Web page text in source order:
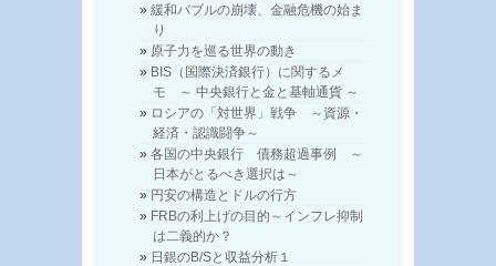
緩和バブルの崩壊、金融危機の始ま
り
原子力を巡る世界の動き
BIS（国際決済銀行）に関するメ
モ ～ 中央銀行と金と基軸通貨 ～
ロシアの「対世界」戦争 ～資源・
経済・認識闘争～
各国の中央銀行 債務超過事例 ～
日本がとるべき選択は～
円安の構造とドルの行方
FRBの利上げの目的～インフレ抑制
は二義的か？
日銀のB/Sと収益分析１